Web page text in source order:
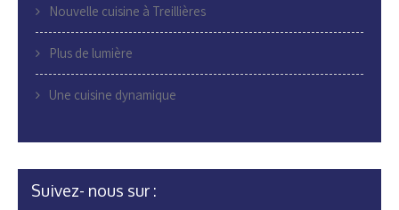
Nouvelle cuisine à Treillières
Plus de lumière
Une cuisine dynamique
Suivez- nous sur :